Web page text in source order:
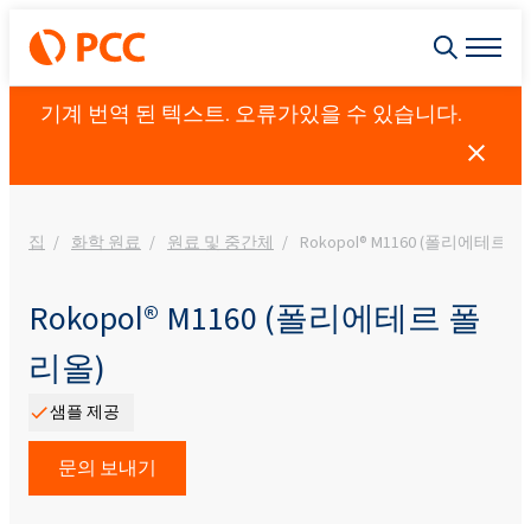
기계 번역 된 텍스트. 오류가있을 수 있습니다.
집 화학 원료 원료 및 중간체 Rokopol® M1160 (폴리에테르
Rokopol® M1160 (폴리에테르 폴
리올)
샘플 제공
문의 보내기